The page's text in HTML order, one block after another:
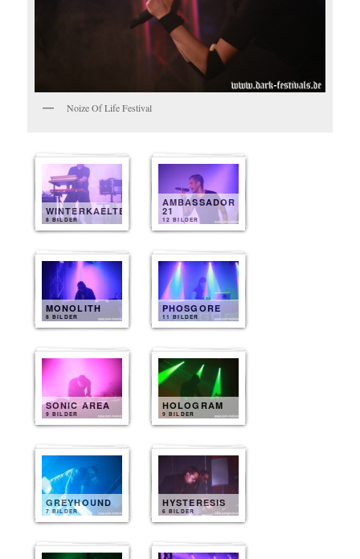
Noize Of Life Festival
WINTERKAELTE
8 BILDER
AMBASSADOR
21
12 BILDER
MONOLITH
8 BILDER
PHOSGORE
11 BILDER
SONIC AREA
9 BILDER
HOLOGRAM
9 BILDER
GREYHOUND
7 BILDER
HYSTERESIS
6 BILDER